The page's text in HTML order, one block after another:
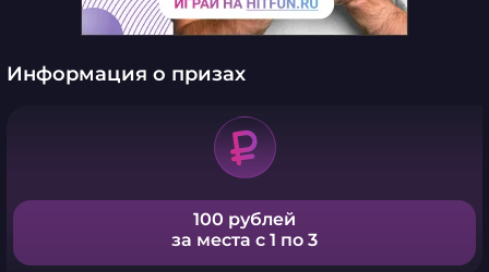
Информация о призах
100 рублей
за места с 1 по 3